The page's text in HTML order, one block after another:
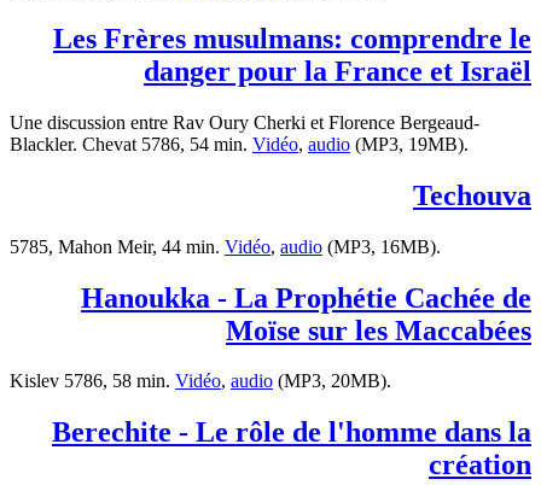
Les Frères musulmans: comprendre le
danger pour la France et Israël
Une discussion entre Rav Oury Cherki et Florence Bergeaud-
Blackler. Chevat 5786, 54 min. Vidéo, audio (MP3, 19MB).
Techouva
5785, Mahon Meir, 44 min. Vidéo, audio (MP3, 16MB).
Hanoukka - La Prophétie Cachée de
Moïse sur les Maccabées
Kislev 5786, 58 min. Vidéo, audio (MP3, 20MB).
Berechite - Le rôle de l'homme dans la
création